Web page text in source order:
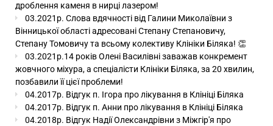
дроблення каменя в нирці лазером!
03.2021р. Слова вдячності від Галини Миколаївни з
Вінницької області адресовані Степану Степановичу,
Степану Томовичу та всьому колективу Клініки Біляка! 👏
03.2021р.14 років Олені Василівні заважав конкремент
жовчного міхура, а спеціалісти Клініки Біляка, за 20 хвилин,
позбавили її цієї проблеми!
04.2017р. Відгук п. Ігора про лікування в Клініці Біляка
04.2017р. Відгук п. Анни про лікування в Клініці Біляка
04.2018р. Відгук Надії Олександрівни з Міжгір'я про